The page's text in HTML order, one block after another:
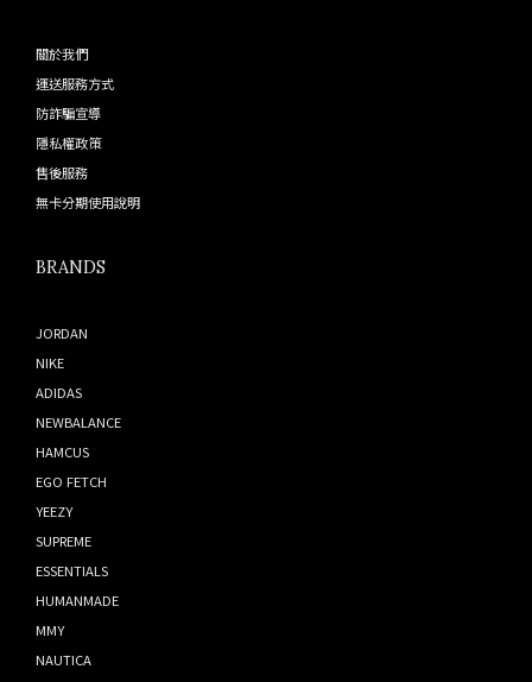
關於我們
運送服務方式
防詐騙宣導
隱私權政策
售後服務
無卡分期使用說明
BRANDS
JORDAN
NIKE
ADIDAS
NEWBALANCE
HAMCUS
EGO FETCH
YEEZY
SUPREME
ESSENTIALS
HUMANMADE
MMY
NAUTICA